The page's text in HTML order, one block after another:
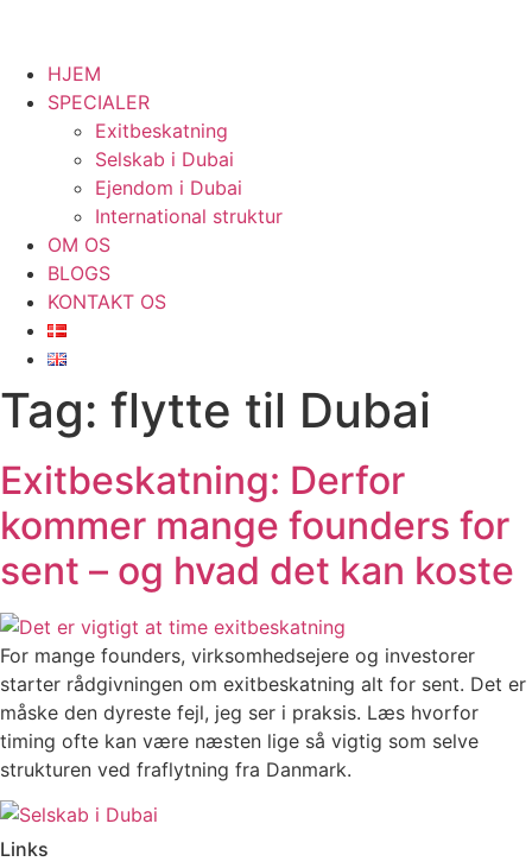
HJEM
SPECIALER
Exitbeskatning
Selskab i Dubai
Ejendom i Dubai
International struktur
OM OS
BLOGS
KONTAKT OS
Tag: flytte til Dubai
Exitbeskatning: Derfor
kommer mange founders for
sent – og hvad det kan koste
For mange founders, virksomhedsejere og investorer
starter rådgivningen om exitbeskatning alt for sent. Det er
måske den dyreste fejl, jeg ser i praksis. Læs hvorfor
timing ofte kan være næsten lige så vigtig som selve
strukturen ved fraflytning fra Danmark.
Links